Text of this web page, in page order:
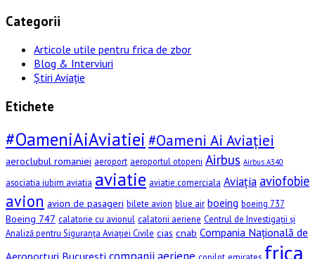
Categorii
Articole utile pentru frica de zbor
Blog & Interviuri
Știri Aviație
Etichete
#OameniAiAviatiei #Oameni Ai Aviației
aeroclubul romaniei aeroport aeroportul otopeni Airbus Airbus A340
asociatia iubim aviatia aviatie aviatie comerciala Aviația aviofobie
avion avion de pasageri bilete avion blue air boeing boeing 737
Boeing 747 calatorie cu avionul calatorii aeriene Centrul de Investigații și
Analiză pentru Siguranța Aviației Civile cias cnab Compania Națională de
Aeroporturi București
frica